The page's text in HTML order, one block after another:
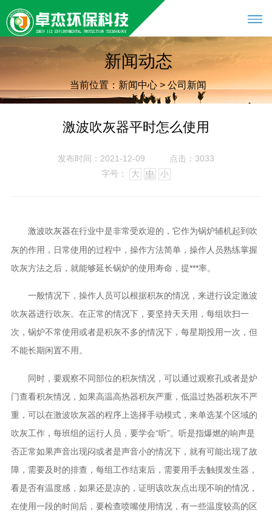
新闻动态
当前位置：新闻中心 >公司新闻
激波吹灰器平时怎么使用
发布时间：2021-12-09
点击：3033
字号：
大 中 小
激波吹灰器在行业中是非常受欢迎的，它作为锅炉辅机起到吹
灰的作用，日常使用的过程中，操作方法简单，操作人员熟练掌握
吹灰方法之后，就能够延长锅炉的使用寿命，提***率。
一般情况下，操作人员可以根据积灰的情况，来进行设定激波
吹灰器进行吹灰。在正常的情况下，要坚持天天用，每组吹扫一
次，锅炉不常使用或者是积灰不多的情况下，每星期投用一次，但
不能长期闲置不用。
同时，要观察不同部位的积灰情况，可以通过观察孔或者是炉
门查看积灰情况，如果高温高热器积灰严重，低温过热器积灰不严
重，可以在激波吹灰器的程序上选择手动模式，来单选某个区域的
吹灰工作，每班组的运行人员，要学会“听”。听是指爆燃的响声是
否正常如果声音出现闷或者是声音小的情况下，就有可能出现了故
障，需要及时的排查，每组工作结束后，需要用手去触摸发生器，
看是否有温度感，如果还是凉的，证明该吹灰点出现不响的情况，
在使用一段的时间后，要检查喷嘴使用情况，有一些温度较高的区